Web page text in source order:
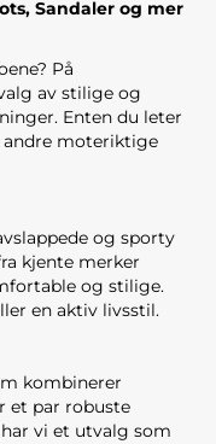
Sandaler og mer
På
av stilige og
Enten du leter
andre moteriktige
og sporty
kjente merker
og stilige.
en aktiv livsstil.
kombinerer
et par robuste
vi et utvalg som